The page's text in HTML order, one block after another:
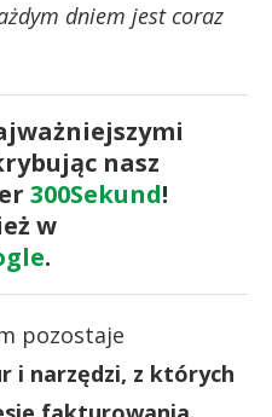
dniem jest coraz
nasz
300Sekund!
w
.
pozostaje
i narzędzi, z których